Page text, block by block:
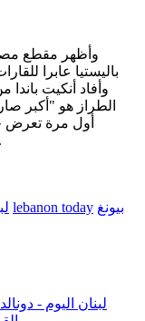
وأظهر مقطع
وأفاد أنكيت باندا
الطراز هو "أكبر
أول مرة تعرض
للقارات خلال عرض عسكري منذ عام 2018.
lebanon today بيونغ